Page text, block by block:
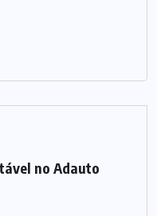
no Adauto